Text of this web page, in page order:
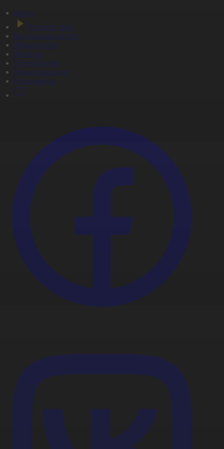
Басты
Тікелей эфир
Бағдарлама кестесі
Жаңалықтар
Жобалар
Телехикаялар
Мультсериалдар
Видеоархив